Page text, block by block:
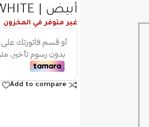
أبيض | RO-139L-WHITE
غير متوفر في المخزون
Add to compare